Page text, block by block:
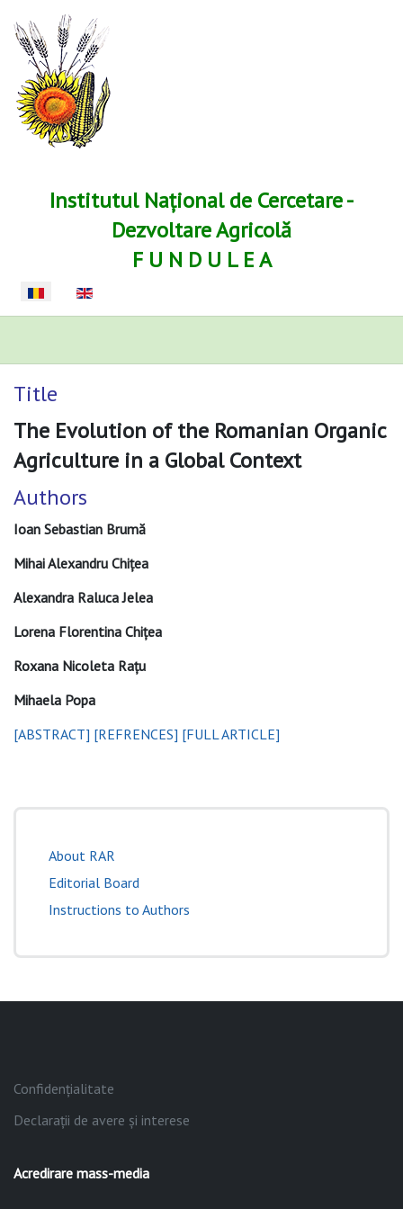
Institutul Național de Cercetare -
Dezvoltare Agricolă
F U N D U L E A
Selectați limba dvs
Title
The Evolution of the Romanian Organic
Agriculture in a Global Context
Authors
Ioan Sebastian Brumă
Mihai Alexandru Chițea
Alexandra Raluca Jelea
Lorena Florentina Chițea
Roxana Nicoleta Rațu
Mihaela Popa
[ABSTRACT] [REFRENCES] [FULL ARTICLE]
About RAR
Editorial Board
Instructions to Authors
Confidențialitate
Declarații de avere și interese
Acredirare mass-media